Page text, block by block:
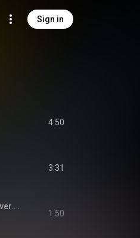
Sign in
4:50
3:31
HOME MADE 家族 『琥珀色に染まるこの街は (Short ver.)』
1:50